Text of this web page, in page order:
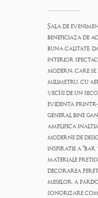
Sala de
beneficiaza de
buna calitate,
interior
modern, care se
milimetru, cu
vechi de un
evidenta
general bine
amplifica
moderne de
inspiratie a
materiale
decorarea
meselor, a
sonorizare